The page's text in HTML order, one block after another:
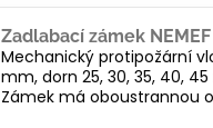
Zadlabací zámek
Mechanický protipožární
mm, dorn 25, 30, 35, 40,
Zámek má oboustrannou